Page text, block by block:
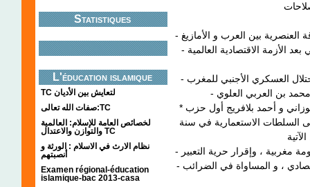
Statistiques
L'éducation islamique
TC لتعايش بين الأديان
صفات الله تعالى:TC
لخصائص العامة للإسلام: العالمية
والتوازن والاعتدال TC
نظام الارث في الاسلام : الورثة و
أنصبتهم
Examen régional-éducation
islamique-bac 2013-casa
- انعكاسات الاستغلال الاستعماري على المجتمع المغربي بعد الأزمة الاقتصادية العالمية
* في سنة 1933 أسس علال الفاسي و محمد بلحسن الوزاني و أحمد بلافريج أول حزب
السلطات الاستعمارية في سنة
- السياسة الاقتصادية و المالية : وضع حد للاستغلال الاقتصادي ، و المساواة في الضرائب